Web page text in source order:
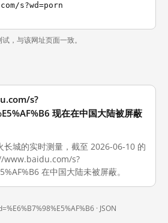
s?wd=porn
，与该网址页面一致。
s?
现在在中国大陆被屏蔽
城的实时测量，截至 2026-06-10 的
www.baidu.com/s?
在中国大陆未被屏蔽。
· JSON